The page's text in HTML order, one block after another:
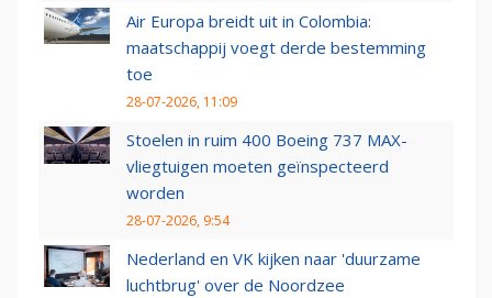
Air Europa breidt uit in Colombia:
maatschappij voegt derde bestemming
toe
28-07-2026, 11:09
Stoelen in ruim 400 Boeing 737 MAX-
vliegtuigen moeten geïnspecteerd
worden
28-07-2026, 9:54
Nederland en VK kijken naar 'duurzame
luchtbrug' over de Noordzee